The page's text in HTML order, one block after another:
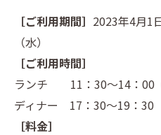
［ご利用期間］ 2023年4月1
（水）
［ご利用時間］
ランチ 11：30～14：00（
ディナー 17：30～19：30
［料金］